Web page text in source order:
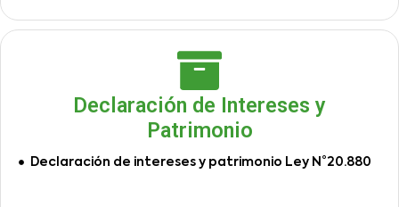
Declaración de Intereses y
Patrimonio
Declaración de intereses y patrimonio Ley N°20.880